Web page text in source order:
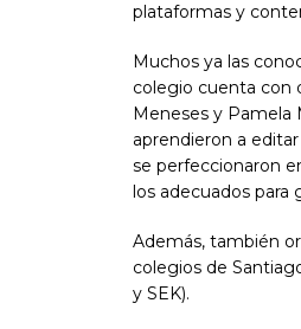
plataformas y
Muchos ya las
colegio cuenta con
Meneses y Pamela
aprendieron a
se perfeccionaron
los adecuados para
Además, también
colegios de
y SEK).